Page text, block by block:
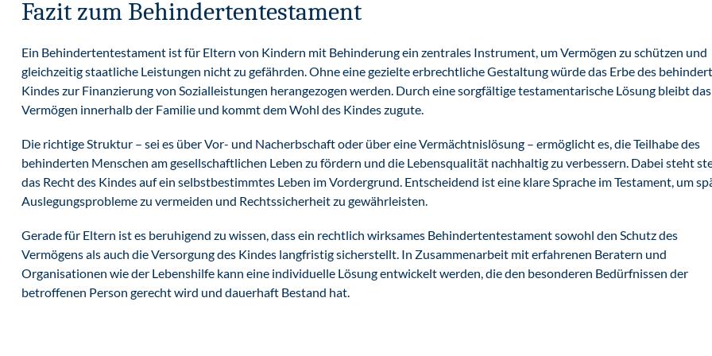
Fazit zum Behindertentestament
Ein Behindertentestament ist für Eltern von Kindern mit Behinderung ein zentrales Instrument, um Vermögen zu schützen und
gleichzeitig staatliche Leistungen nicht zu gefährden. Ohne eine gezielte erbrechtliche Gestaltung würde das Erbe des
Kindes zur Finanzierung von Sozialleistungen herangezogen werden. Durch eine sorgfältige testamentarische Lösung bleibt das
Vermögen innerhalb der Familie und kommt dem Wohl des Kindes zugute.
Die richtige Struktur – sei es über Vor- und Nacherbschaft oder über eine Vermächtnislösung – ermöglicht es, die Teilhabe des
behinderten Menschen am gesellschaftlichen Leben zu fördern und die Lebensqualität nachhaltig zu verbessern. Dabei steht
das Recht des Kindes auf ein selbstbestimmtes Leben im Vordergrund. Entscheidend ist eine klare Sprache im Testament, um
Auslegungsprobleme zu vermeiden und Rechtssicherheit zu gewährleisten.
Gerade für Eltern ist es beruhigend zu wissen, dass ein rechtlich wirksames Behindertentestament sowohl den Schutz des
Vermögens als auch die Versorgung des Kindes langfristig sicherstellt. In Zusammenarbeit mit erfahrenen Beratern und
Organisationen wie der Lebenshilfe kann eine individuelle Lösung entwickelt werden, die den besonderen Bedürfnissen der
betroffenen Person gerecht wird und dauerhaft Bestand hat.